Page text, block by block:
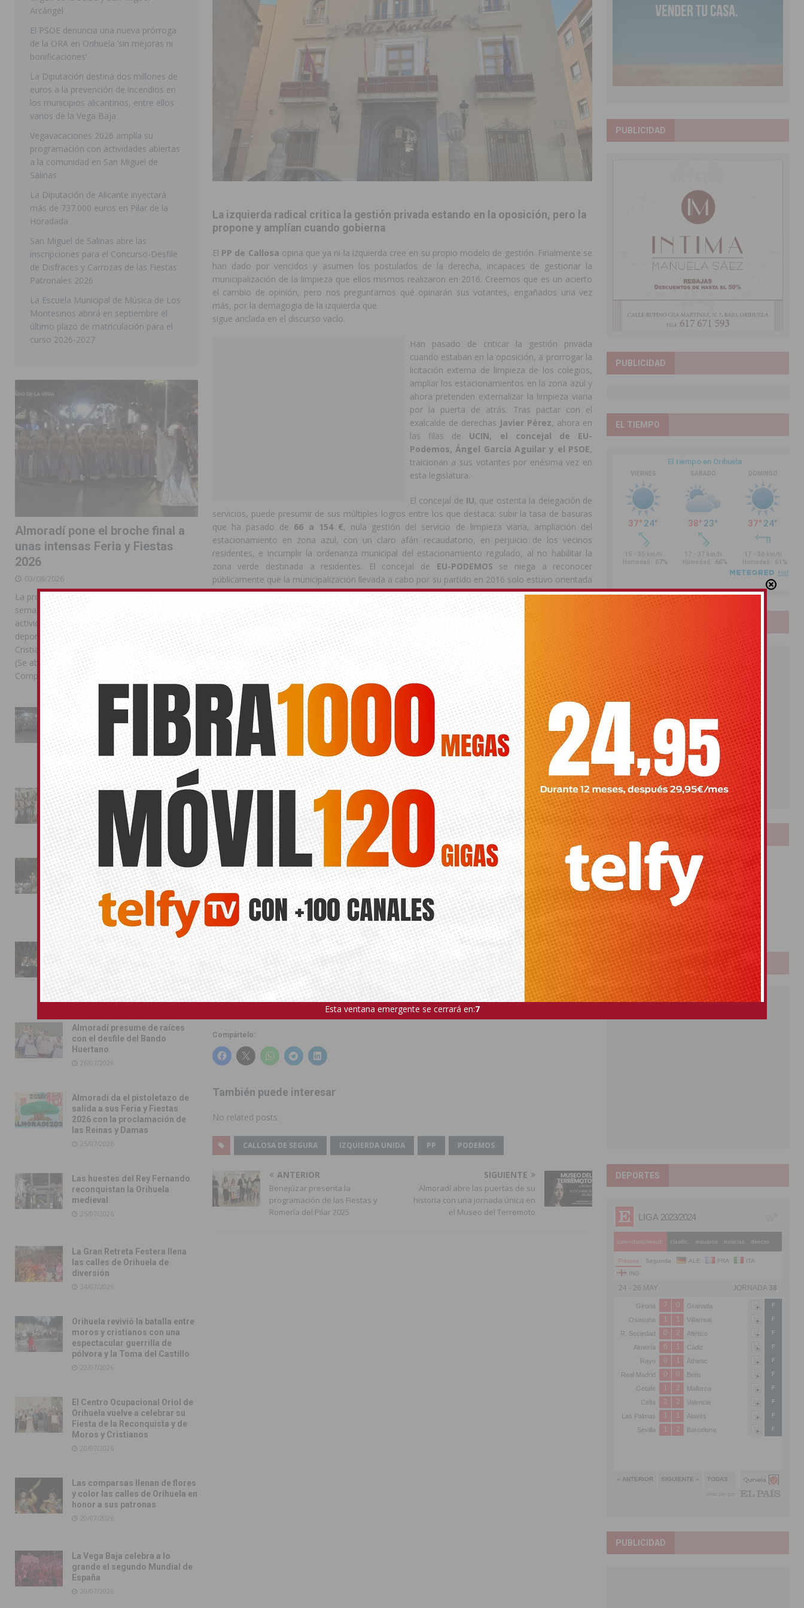
Benejúzar vive el verano con una programación de actividades deportivas, culturales y de aventura
BENEJUZAR
[ 06/08/2026 ]
Orihuela continúa mejorando los parques infantiles del municipio con nuevas actuaciones en la costa y las
pedanías
ORIHUELA
[ 06/08/2026 ]
El PP de Guardamar lleva al Pleno dos mociones para pedir responsabilidades y dimisiones
GUARDAMAR
[ 05/08/2026 ]
Orihuela ultima diferentes soluciones para garantizar la seguridad y la continuidad educativa del alumnado del
CEIP Virgen de la Puerta
[ 07/08/2026 ] Benferri ya se prepara para dar comienzo a sus Fiestas 2026
Bigastro se viste de gala para la coronación de la Corte 2026
BIGASTRO
Rojales clausura con éxito las Fiestas de las Urbanizaciones de Ciudad Quesada 2026
Redován presenta la programación de sus Fiestas Patronales en honor a la Virgen de la Salud y San Miguel
Arcángel
REDOVÁN
La izquierda radical critica la gestión privada estando en la oposición, pero la
propone y amplían cuando gobierna
El PP de Callosa opina que ya ni la izquierda cree en su propio modelo de gestión. Finalmente se
han dado por vencidos y asumen los postulados de la derecha, incapaces de gestionar la
municipalización de la limpieza que ellos mismos realizaron en 2016. Creemos que es un acierto
el cambio de opinión, pero nos preguntamos qué opinarán sus votantes, engañados una vez
más, por la demagogia de la izquierda que
sigue anclada en el discurso vacío.
Han pasado de criticar la gestión privada
cuando estaban en la oposición, a prorrogar la
licitación externa de limpieza de los colegios,
ampliar los estacionamientos en la zona azul y
ahora pretenden externalizar la limpieza viaria
por la puerta de atrás. Tras pactar con el
exalcalde de derechas Javier Pérez, ahora en
las filas de UCIN, el concejal de EU-
Podemos, Ángel García Aguilar y el PSOE,
traicionan a sus votantes por enésima vez en
esta legislatura.
El concejal de IU, que ostenta la delegación de
servicios, puede presumir de sus múltiples logros entre los que destaca: subir la tasa de basuras
que ha pasado de 66 a 154 €, nula gestión del servicio de limpieza viaria, ampliación del
estacionamiento en zona azul, con un claro afán recaudatorio, en perjuicio de los vecinos
residentes, e incumplir la ordenanza municipal del estacionamiento regulado, al no habilitar la
zona verde destinada a residentes. El concejal de EU-PODEMOS se niega a reconocer
públicamente que la municipalización llevada a cabo por su partido en 2016 solo estuvo orientada
al rédito político y no a la mejora de los servicios para el ciudadano.
Al PP les sorprende que tras esta gestión tan lejana a los modelos que defiende la ideología de
Izquierda Unida
, el Concejalde esta formación ha iniciado la contratación para redactar los
pliegos, que no son ni más ni menos que las bases para el futuro contrato privado de limpieza
viaria y recogida de basura. Pero las alarmas han saltado al comprobar que existiendo en el
Ayuntamiento un asesor contratado encargado de
esa tarea, el concejal ha decidido encargarlo a otro despacho distinto de asesoría externa,
duplicando los contratos. En opinión del PP la interventora debería reparar esas facturas por
posible fraccionamiento de contrato. Contratar a un segundo asesor para que asesore al primer
asesor parece más bien un insulto a los callosinos que van a pagar dos veces por lo mismo.
En el pleno del pasado jueves 25 de septiembre
, el concejal de EU-Podemos demostró en este
punto que no podía debatir, limitándose a leer un discurso preparado, artificioso y falso y no
pudo explicar por qué había ocultado a los callosinos y a sus votantes que, incapaz de gestionar
la municipalización de la limpieza realizada por su propio partido, había sucumbido a los deseos
de sus socios de gobierno y empezaba a tramitar una externalización de las basuras. Desde el
Partido Popular entienden que hay una clara intención al querer ocultar dichos trámites a la
ciudadanía. Reconocer el fracaso de la gestión de
en 2016, tras haberla vendido a bombo y
platillo como un logro de ahorro y mejor gestión que ahora se desmorona.
Hoy,9 años después, el Sr. García, actual concejal de contratación de EUPodemos
deshace
todo lo que sus compañeros de partido hicieron y pretende volver a privatizar la basura a
escondidas de sus propios militantes. Quizá para no reconocer públicamente que la
municipalización solo ha traído a Callosa suciedad y deterioro de la calidad de vida de los vecinos.
La peor gestión en limpieza viaria de la historia Callosina, que vino de la mano deIzquierda
Unida y del PSOE en 2016
, previsiblemente será privatizada por Javier Pérez en 2026, si es
investido Alcalde en el cambio de investidura pactado por el Equipo de Gobierno actual hace un
año.
Para el PP todo parece indicar que para este viaje no se necesitaban esas alforjas.Tras 10 años
será la propia izquierda la que vuelva a dejarlo todo como estaba, la misma gestión privada y el
mismo Alcalde que hace 10 años.
Compártelo:
También puede interesar
No related posts.
CALLOSA DE SEGURA IZQUIERDA UNIDA PP PODEMOS
ANTERIOR
Benejúzar presenta la
programación de las Fiestas y
Romería del Pilar 2025
SIGUIENTE
Almoradí abre las puertas de su
historia con una jornada única en
el Museo del Terremoto
Arcángel
El PSOE denuncia una nueva prórroga
de la ORA en Orihuela ‘sin mejoras ni
bonificaciones’
La Diputación destina dos millones de
euros a la prevención de incendios en
los municipios alicantinos, entre ellos
varios de la Vega Baja
Vegavacaciones 2026 amplía su
programación con actividades abiertas
a la comunidad en San Miguel de
Salinas
La Diputación de Alicante inyectará
más de 737.000 euros en Pilar de la
Horadada
San Miguel de Salinas abre las
inscripciones para el Concurso-Desfile
de Disfraces y Carrozas de las Fiestas
Patronales 2026
La Escuela Municipal de Música de Los
Montesinos abrirá en septiembre el
último plazo de matriculación para el
curso 2026-2027
Almoradí pone el broche final a
unas intensas Feria y Fiestas
2026
03/08/2026
La programación reunió durante más de una
semana actos institucionales, conciertos,
actividades familiares, competiciones
deportivas y las celebraciones de Moros y
Cristianos Compártelo: Comparte en Facebook
(Se abre en una ventana nueva) Facebook
Compartir en
La Entrada Cristiana llena de
esplendor las calles de
Almoradí en una multitudinaria
jornada festera
02/08/2026
La magia de la Entrada Mora
conquista las calles de
Almoradí
01/08/2026
La fiesta se adueña de
Almoradí con la presentación
de los cargos festeros y la
toma del castillo
31/07/2026
Pilar de la Horadada
conmemora con emoción el
40º aniversario de su
independencia como municipio
31/07/2026
Almoradí presume de raíces
con el desfile del Bando
Huertano
26/07/2026
Almoradí da el pistoletazo de
salida a sus Feria y Fiestas
2026 con la proclamación de
las Reinas y Damas
25/07/2026
Las huestes del Rey Fernando
reconquistan la Orihuela
medieval
25/07/2026
La Gran Retreta Festera llena
las calles de Orihuela de
diversión
24/07/2026
Orihuela revivió la batalla entre
moros y cristianos con una
espectacular guerrilla de
pólvora y la Toma del Castillo
22/07/2026
El Centro Ocupacional Oriol de
Orihuela vuelve a celebrar su
Fiesta de la Reconquista y de
Moros y Cristianos
20/07/2026
Las comparsas llenan de flores
y color las calles de Orihuela en
honor a sus patronas
20/07/2026
La Vega Baja celebra a lo
grande el segundo Mundial de
España
20/07/2026
PUBLICIDAD
PUBLICIDAD
EL TIEMPO
PUBLICIDAD
LOTERIAS
Bonoloto
Primitiva
El Gordo
Euromillones
Loteria
Once
PUBLICIDAD
DEPORTES
PUBLICIDAD
Esta ventana emergente se cerrará en:5